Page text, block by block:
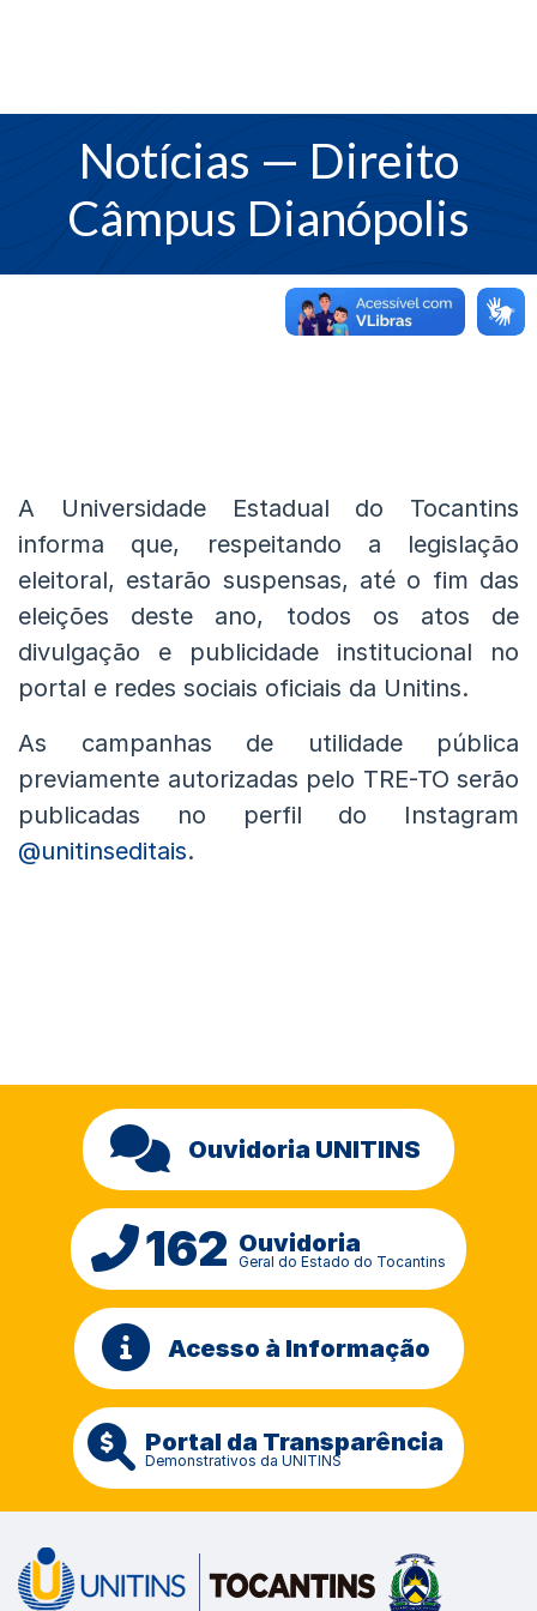
Notícias — Direito
Câmpus Dianópolis
A Universidade Estadual do Tocantins
informa que, respeitando a legislação
eleitoral, estarão suspensas, até o fim das
eleições deste ano, todos os atos de
divulgação e publicidade institucional no
portal e redes sociais oficiais da Unitins.
As campanhas de utilidade pública
previamente autorizadas pelo TRE-TO serão
publicadas no perfil do Instagram
@unitinseditais.
Ouvidoria UNITINS
162 Ouvidoria
Geral do Estado do Tocantins
Acesso à Informação
Portal da Transparência
Demonstrativos da UNITINS